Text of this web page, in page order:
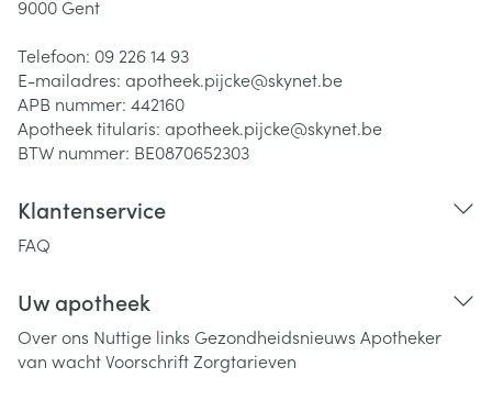
9000 Gent
Telefoon: 09 226 14 93
E-mailadres: apotheek.pijcke@skynet.be
APB nummer: 442160
Apotheek titularis: apotheek.pijcke@skynet.be
BTW nummer: BE0870652303
Klantenservice
FAQ
Uw apotheek
Over ons Nuttige links Gezondheidsnieuws Apotheker
van wachtVoorschriftZorgtarieven